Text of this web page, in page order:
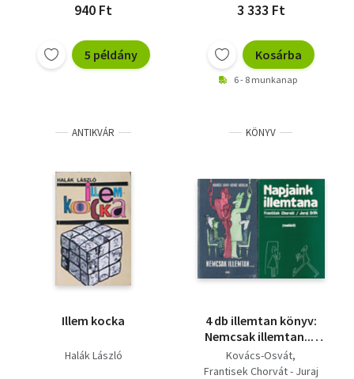
940 Ft
5 példány
3 333 Ft
Kosárba
6 - 8 munkanap
ANTIKVÁR
Illem kocka
Halák László
KÖNYV
4 db illemtan könyv:
Nemcsak illemtan...,
Napjaink illemtana, Mi
illik, mi nem illik?, Illem
Kovács-Osvát
Frantisek Chorvát - Juraj